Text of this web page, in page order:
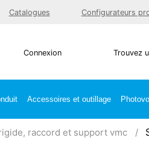
Catalogues Configurateurs
Connexion Trouvez
Accessoires et outillage
raccord et support vmc